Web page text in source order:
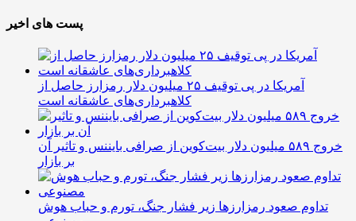
پست های اخیر
آمریکا در پی توقیف ۲۵ میلیون دلار رمزارز حاصل از
کلاهبرداری‌های عاشقانه است
خروج ۵۸۹ میلیون دلار بیت‌کوین از صرافی بایننس و تاثیر آن
بر بازار
تداوم صعود رمزارزها زیر فشار جنگ، تورم و حباب هوش